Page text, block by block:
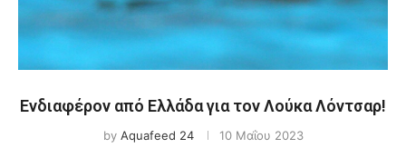
Ενδιαφέρον από Ελλάδα για τον Λούκα Λόντσαρ!
by Aquafeed 24 10 Μαΐου 2023